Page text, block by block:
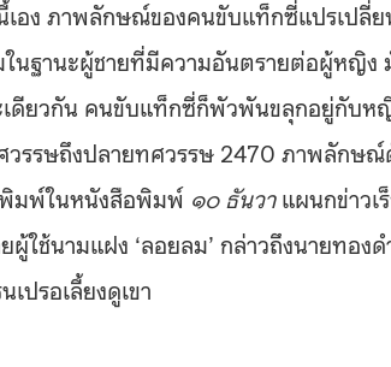
เอง ภาพลักษณ์ของคนขับแท็กซี่แปรเปลี่
นฐานะผู้ชายที่มีความอันตรายต่อผู้หญิง
ดียวกัน คนขับแท็กซี่ก็พัวพันขลุกอยู่กับห
รรษถึงปลายทศวรรษ 2470 ภาพลักษณ์
พิมพ์ในหนังสือพิมพ์ ๑๐ ธันวาแผนกข่าวเ
ใช้นามแฝง ‘ลอยลม’ กล่าวถึงนายทองด
ปรอเลี้ยงดูเขา